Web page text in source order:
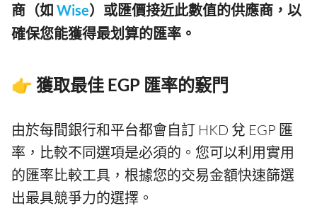
商（如 Wise）或匯價接近此數值的供應商，以
確保您能獲得最划算的匯率。
👉 獲取最佳 EGP 匯率的竅門
由於每間銀行和平台都會自訂 HKD 兌 EGP 匯
率，比較不同選項是必須的。您可以利用實用
的匯率比較工具，根據您的交易金額快速篩選
出最具競爭力的選擇。